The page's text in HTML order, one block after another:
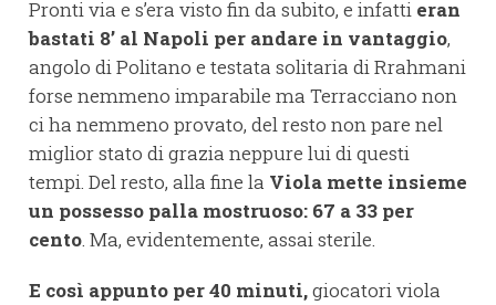
Pronti via e s’era visto fin da subito, e infatti eran
bastati 8’ al Napoli per andare in vantaggio,
angolo di Politano e testata solitaria di Rrahmani
forse nemmeno imparabile ma Terracciano non
ci ha nemmeno provato, del resto non pare nel
miglior stato di grazia neppure lui di questi
tempi. Del resto, alla fine la Viola mette insieme
un possesso palla mostruoso: 67 a 33 per
cento. Ma, evidentemente, assai sterile.
E così appunto per 40 minuti,giocatori viola